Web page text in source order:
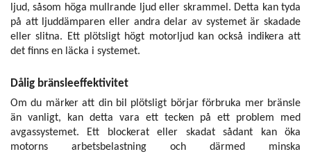
ljud, såsom höga mullrande ljud eller skrammel. Detta kan tyda
på att ljuddämparen eller andra delar av systemet är skadade
eller slitna. Ett plötsligt högt motorljud kan också indikera att
det finns en läcka i systemet.
Dålig bränsleeffektivitet
Om du märker att din bil plötsligt börjar förbruka mer bränsle
än vanligt, kan detta vara ett tecken på ett problem med
avgassystemet. Ett blockerat eller skadat sådant kan öka
motorns arbetsbelastning och därmed minska